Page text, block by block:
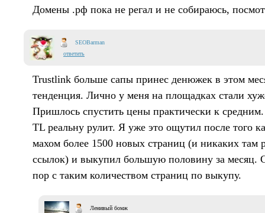
Домены .рф пока не регал и не собираюсь,
SEOBarman
ответить
Trustlink больше сапы принес денюжек в этом
тенденция. Лично у меня на площадках стали
Пришлось спустить цены практически к
TL реальну рулит. Я уже это ощутил после того
махом более 1500 новых страниц (и никаких там
ссылок) и выкупил большую половину за месяц.
пор с таким количеством страниц по выкупу.
Ленивый бомж